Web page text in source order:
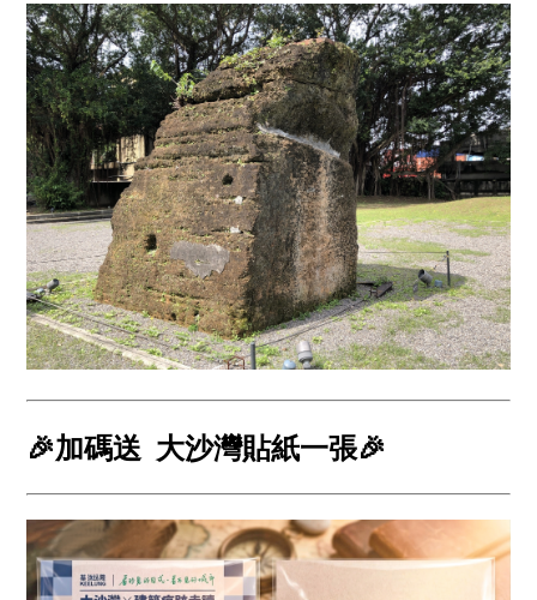
🎉加碼送 大沙灣貼紙一張🎉